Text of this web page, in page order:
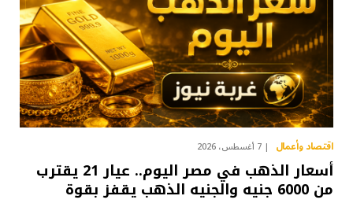
اقتصاد وأعمال 7 أغسطس، 2026
أسعار الذهب في مصر اليوم.. عيار 21 يقترب
من 6000 جنيه والجنيه الذهب يقفز بقوة